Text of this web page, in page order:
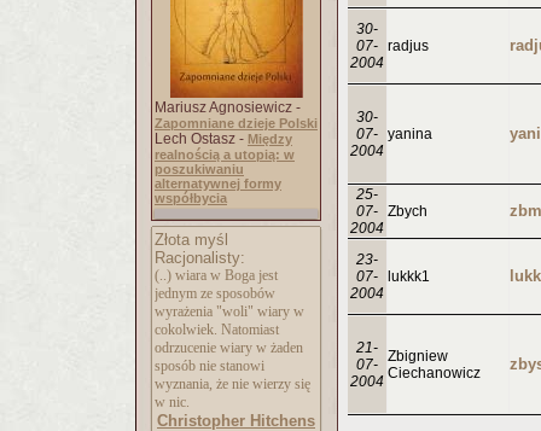
Mariusz Agnosiewicz -
Zapomniane dzieje Polski
Lech Ostasz - Między
realnością a utopią: w
poszukiwaniu
alternatywnej formy
współbycia
Złota myśl
Racjonalisty:
(..) wiara w Boga jest
jednym ze sposobów
wyrażenia "woli" wiary w
cokolwiek. Natomiast
odrzucenie wiary w żaden
sposób nie stanowi
wyznania, że nie wierzy się
w nic.
Christopher Hitchens
30-
07-
2004
radjus
30-
07-
2004
yanina
25-
07-
2004
Zbych
23-
07-
2004
lukkk1
21-
07-
2004
Zbigniew
Ciechanowicz